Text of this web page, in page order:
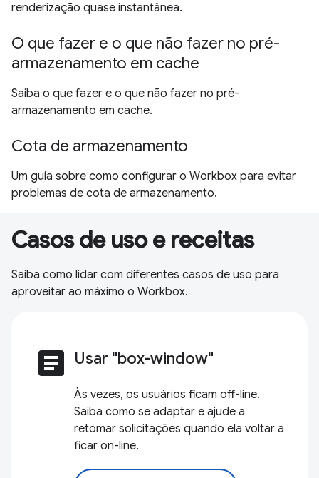
renderização quase instantânea.
O que fazer e o que não fazer no pré-
armazenamento em cache
Saiba o que fazer e o que não fazer no pré-
armazenamento em cache.
Cota de armazenamento
Um guia sobre como configurar o Workbox para evitar
problemas de cota de armazenamento.
Casos de uso e receitas
Saiba como lidar com diferentes casos de uso para
aproveitar ao máximo o Workbox.
article Usar "box-window"
Às vezes, os usuários ficam off-line.
Saiba como se adaptar e ajude a
retomar solicitações quando ela voltar a
ficar on-line.